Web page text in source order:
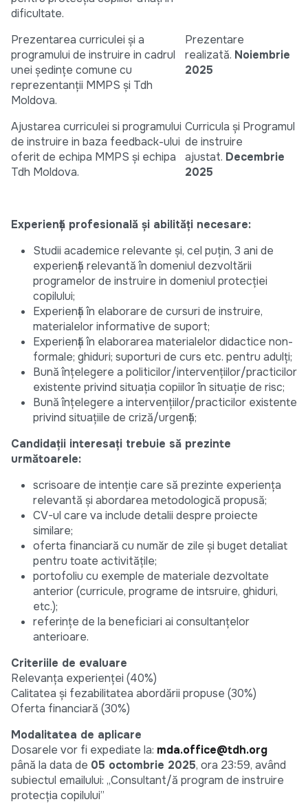
dificultate.
Prezentarea curriculei și a
programului de instruire in cadrul
unei ședințe comune cu
reprezentanții MMPS și Tdh
Moldova.
Prezentare
realizată. Noiembrie
2025
Ajustarea curriculei si programului
de instruire in baza feedback-ului
oferit de echipa MMPS și echipa
Tdh Moldova.
Curricula și Programul
de instruire
ajustat. Decembrie
2025
Experiență profesională și abilități necesare:
Studii academice relevante și, cel puțin, 3 ani de
experiență relevantă în domeniul dezvoltării
programelor de instruire in domeniul protecției
copilului;
Experiență în elaborare de cursuri de instruire,
materialelor informative de suport;
Experiență în elaborarea materialelor didactice non-
formale; ghiduri; suporturi de curs etc. pentru adulți;
Bună înțelegere a politicilor/intervențiilor/practicilor
existente privind situația copiilor în situație de risc;
Bună înțelegere a intervențiilor/practicilor existente
privind situațiile de criză/urgență;
Candidații interesați trebuie să prezinte
următoarele:
scrisoare de intenție care să prezinte experiența
relevantă și abordarea metodologică propusă;
CV-ul care va include detalii despre proiecte
similare;
oferta financiară cu număr de zile și buget detaliat
pentru toate activitățile;
portofoliu cu exemple de materiale dezvoltate
anterior (curricule, programe de intsruire, ghiduri,
etc.);
referințe de la beneficiari ai consultanțelor
anterioare.
Criteriile de evaluare
Relevanța experienței (40%)
Calitatea și fezabilitatea abordării propuse (30%)
Oferta financiară (30%)
Modalitatea de aplicare
Dosarele vor fi expediate la: mda.office@tdh.org
până la data de 05 octombrie 2025, ora 23:59, având
subiectul emailului: „Consultant/ă program de instruire
protecția copilului”